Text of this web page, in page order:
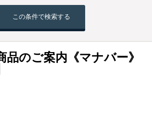
この条件で検索する
品のご案内《マナバー》